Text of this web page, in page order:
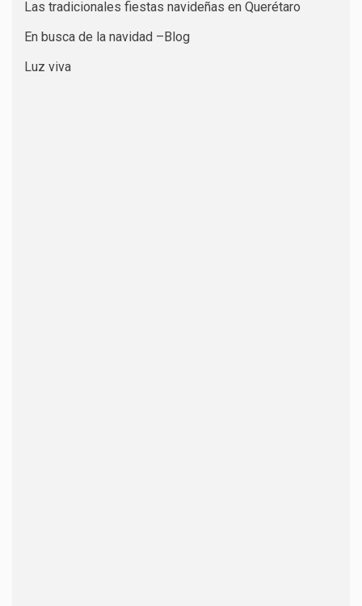
Las tradicionales fiestas navideñas en Querétaro
En busca de la navidad –Blog
Luz viva